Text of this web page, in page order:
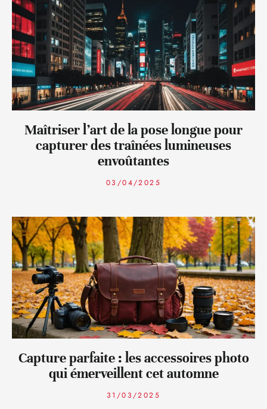
Maîtriser l’art de la pose longue pour
capturer des traînées lumineuses
envoûtantes
03/04/2025
Capture parfaite : les accessoires photo
qui émerveillent cet automne
31/03/2025